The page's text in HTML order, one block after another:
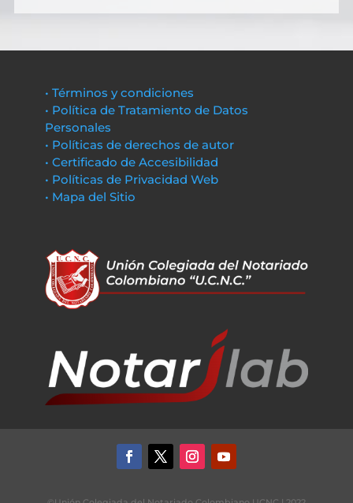
• Términos y condiciones
• Política de Tratamiento de Datos
Personales
• Políticas de derechos de autor
• Certificado de Accesibilidad
• Políticas de Privacidad Web
• Mapa del Sitio